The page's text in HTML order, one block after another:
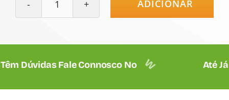
Quantidade
Masterclass
de
Frescas
ADICIONAR
Têm Dúvidas Fale Connosco No Até Já